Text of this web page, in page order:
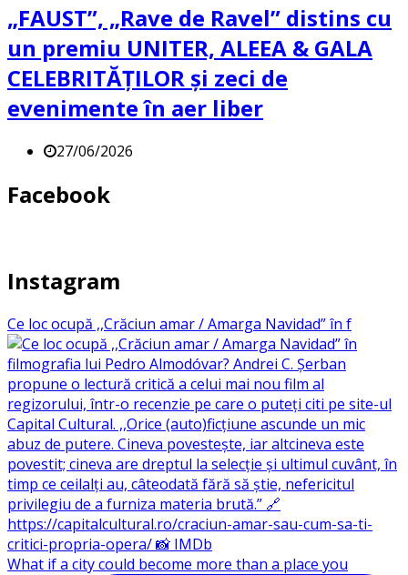
„FAUST”, „Rave de Ravel” distins cu
un premiu UNITER, ALEEA & GALA
CELEBRITĂȚILOR și zeci de
evenimente în aer liber
27/06/2026
Facebook
Instagram
Ce loc ocupă ,,Crăciun amar / Amarga Navidad” în f
What if a city could become more than a place you